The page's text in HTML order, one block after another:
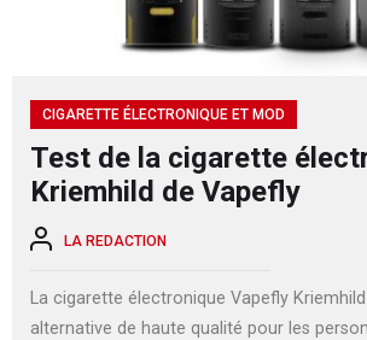
CIGARETTE ÉLECTRONIQUE ET MOD
Test de la cigarette
Kriemhild de Vapefly
LA REDACTION
La cigarette électronique Vapefly
alternative de haute qualité pour les